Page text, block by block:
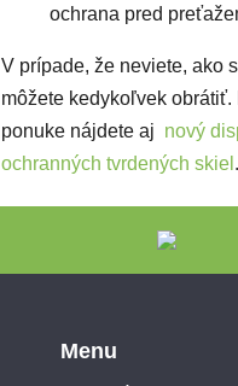
ochrana pred
V prípade, že neviete, ako
môžete kedykoľvek
ponuke nájdete aj nový
ochranných tvrdených skiel .
Menu